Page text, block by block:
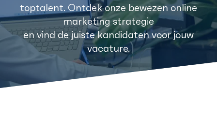
toptalent. Ontdek onze bewezen online
marketing strategie
en vind de juiste kandidaten voor jouw
vacature.